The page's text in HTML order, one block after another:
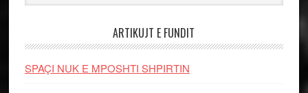
ARTIKUJT E FUNDIT
SPAÇI NUK E MPOSHTI SHPIRTIN